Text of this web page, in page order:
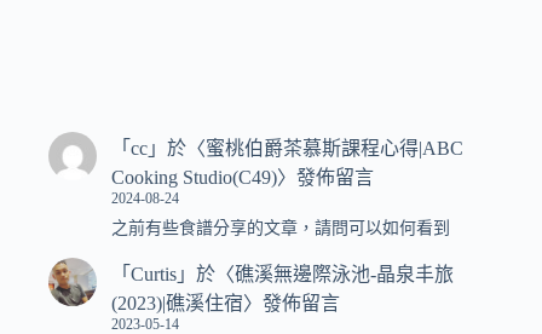
「 cc 」於〈蜜桃伯爵茶慕斯課程心得|ABC
Cooking Studio(C49)〉發佈留言
2024-08-24
之前有些食譜分享的文章，請問可以如何看到
「 Curtis 」於〈礁溪無邊際泳池-晶泉丰旅
(2023)|礁溪住宿〉發佈留言
2023-05-14